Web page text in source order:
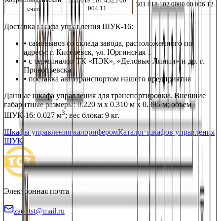
счет
004 11
301 018 102 0000 00 006 12
Доставка шкафа управления ШУК-16:
• самовывоз со склада завода, расположенного по
адресу: г. Киселевск, ул. Юргинская 1
• с терминалов ТК «ПЭК», «Деловые Линии» и др. г.
Прокопьевска
• поставка автотранспортом нашего предприятия
Данные шкафа управления для транспортировки. Внешние
габаритные размеры: 0.220 м х 0.310 м х 0.395м; объем
ШУК-16: 0.027 м3; вес блока: 9 кг.
Шкафы управления калориферомКаталог шкафов управления
ШУК
Электронная почта
zao_tst@mail.ru